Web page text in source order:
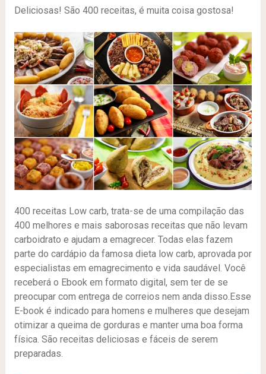
Deliciosas! São 400 receitas, é muita coisa gostosa!
400 receitas Low carb, trata-se de uma compilação das
400 melhores e mais saborosas receitas que não levam
carboidrato e ajudam a emagrecer. Todas elas fazem
parte do cardápio da famosa dieta low carb, aprovada por
especialistas em emagrecimento e vida saudável. Você
receberá o Ebook em formato digital, sem ter de se
preocupar com entrega de correios nem anda disso.Esse
E-book é indicado para homens e mulheres que desejam
otimizar a queima de gorduras e manter uma boa forma
física. São receitas deliciosas e fáceis de serem
preparadas.